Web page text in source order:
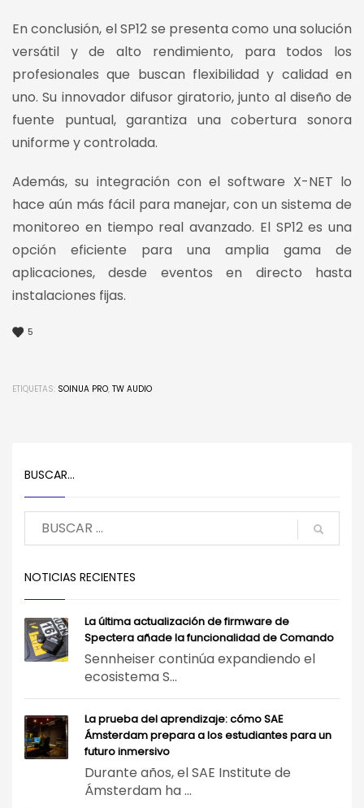
En conclusión, el SP12 se presenta como una solución
versátil y de alto rendimiento, para todos los
profesionales que buscan flexibilidad y calidad en
uno. Su innovador difusor giratorio, junto al diseño de
fuente puntual, garantiza una cobertura sonora
uniforme y controlada.
Además, su integración con el software X-NET lo
hace aún más fácil para manejar, con un sistema de
monitoreo en tiempo real avanzado. El SP12 es una
opción eficiente para una amplia gama de
aplicaciones, desde eventos en directo hasta
instalaciones fijas.
5
ETIQUETAS: SOINUA PRO, TW AUDIO
BUSCAR…
NOTICIAS RECIENTES
La última actualización de firmware de
Spectera añade la funcionalidad de Comando
Sennheiser continúa expandiendo el
ecosistema S...
La prueba del aprendizaje: cómo SAE
Ámsterdam prepara a los estudiantes para un
futuro inmersivo
Durante años, el SAE Institute de
Ámsterdam ha ...